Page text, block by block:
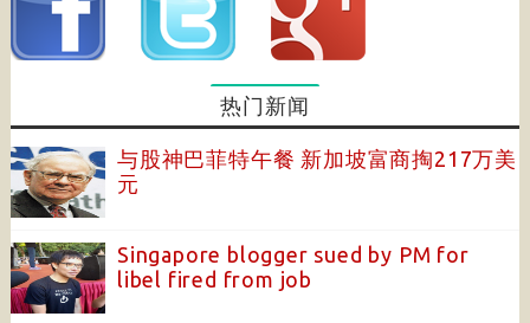
热门新闻
与股神巴菲特午餐 新加坡富商掏217万美
元
Singapore blogger sued by PM for
libel fired from job